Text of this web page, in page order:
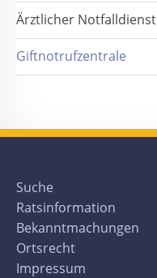
Ärztlicher Notfalldienst
Giftnotrufzentrale
Suche
Ratsinformation
Bekanntmachungen
Ortsrecht
Impressum